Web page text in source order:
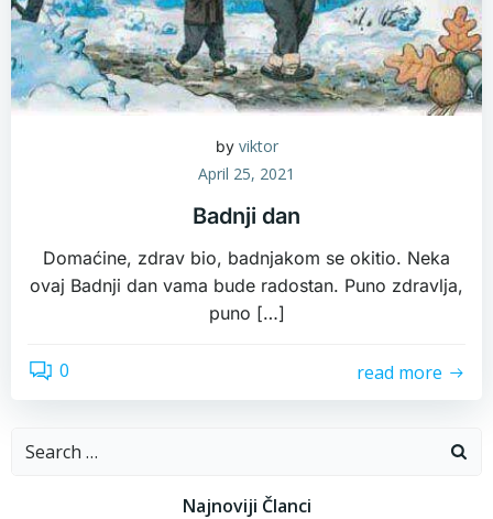
by viktor
April 25, 2021
Badnji dan
Domaćine, zdrav bio, badnjakom se okitio. Neka
ovaj Badnji dan vama bude radostan. Puno zdravlja,
puno […]
0 read more
Search
Najnoviji Članci